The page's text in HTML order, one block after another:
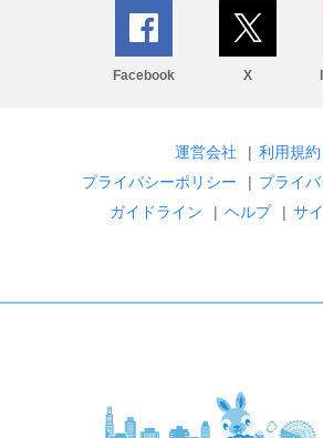
Facebook X
運営会社 | 利用規約
プライバシーポリシー
| プライ
ガイドライン
| ヘルプ | サ